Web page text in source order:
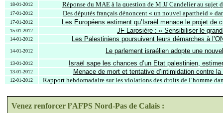
18-01-2012 Réponse du MAE à la question de M.JJ Candelier au sujet
17-01-2012 Des députés français dénoncent « un nouvel apartheid »
17-01-2012 Les Européens estiment qu’Israël menace le projet de
15-01-2012 JF Larosière : « Sensibiliser le
14-01-2012 Les Palestiniens poursuivent leurs démarches à
14-01-2012 Le parlement israélien adopte une
13-01-2012 Israël sape les chances d’un Etatpalestinien,
13-01-2012 Menace de mort et tentative d’intimidation contre
12-01-2012 Rapport hebdomadaire sur les violations des droits de l’homme
Venez renforcer l’AFPS Nord-Pas de Calais :